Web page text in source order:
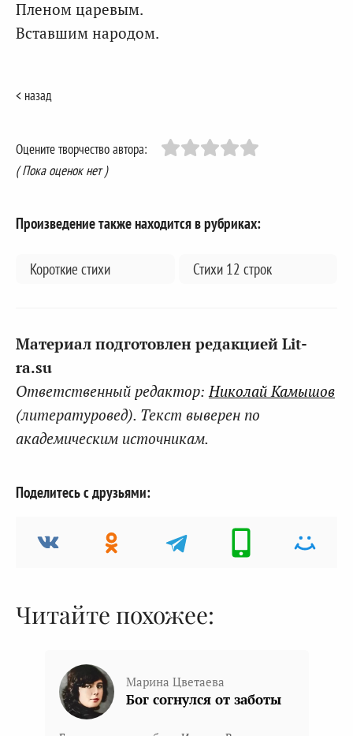
Пленом царевым.
Вставшим народом.
< назад
Оцените творчество автора:
( Пока оценок нет )
Произведение также находится в рубриках:
Короткие стихи Стихи 12 строк
Материал подготовлен редакцией Lit-
ra.su
Ответственный редактор:Николай Камышов
(литературовед). Текст выверен по
академическим источникам.
Поделитесь с друзьями:
Читайте похожее:
Марина Цветаева
Бог согнулся от заботы